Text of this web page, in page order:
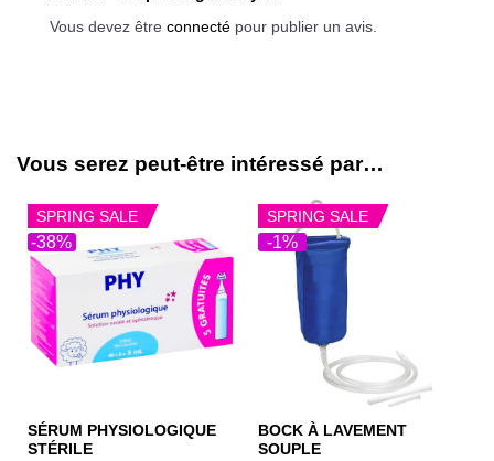
Vous devez être connecté pour publier un avis.
Vous serez peut-être intéressé par…
-38%
SPRING SALE
SÉRUM PHYSIOLOGIQUE
STÉRILE
-1%
SPRING SALE
BOCK À LAVEMENT
SOUPLE